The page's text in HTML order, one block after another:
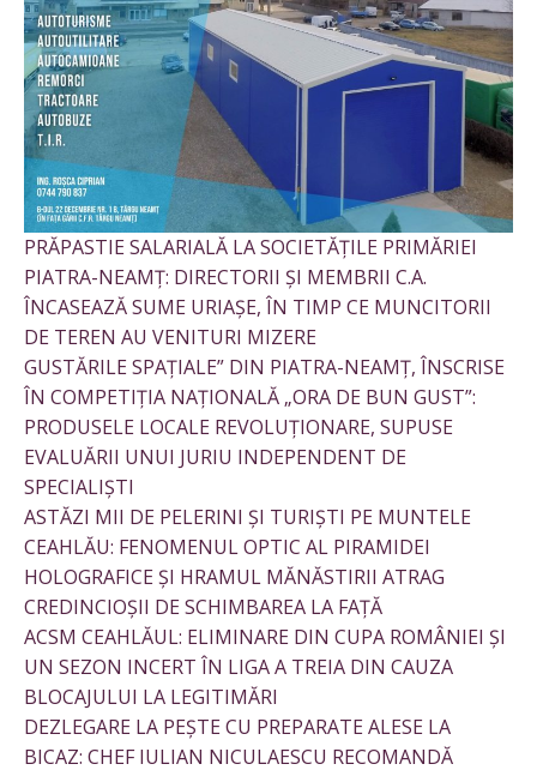
PRĂPASTIE SALARIALĂ LA SOCIETĂȚILE PRIMĂRIEI
PIATRA-NEAMȚ: DIRECTORII ȘI MEMBRII C.A.
ÎNCASEAZĂ SUME URIAȘE, ÎN TIMP CE MUNCITORII
DE TEREN AU VENITURI MIZERE
GUSTĂRILE SPAȚIALE” DIN PIATRA-NEAMȚ, ÎNSCRISE
ÎN COMPETIȚIA NAȚIONALĂ „ORA DE BUN GUST”:
PRODUSELE LOCALE REVOLUȚIONARE, SUPUSE
EVALUĂRII UNUI JURIU INDEPENDENT DE
SPECIALIȘTI
ASTĂZI MII DE PELERINI ȘI TURIȘTI PE MUNTELE
CEAHLĂU: FENOMENUL OPTIC AL PIRAMIDEI
HOLOGRAFICE ȘI HRAMUL MĂNĂSTIRII ATRAG
CREDINCIOȘII DE SCHIMBAREA LA FAȚĂ
ACSM CEAHLĂUL: ELIMINARE DIN CUPA ROMÂNIEI ȘI
UN SEZON INCERT ÎN LIGA A TREIA DIN CAUZA
BLOCAJULUI LA LEGITIMĂRI
DEZLEGARE LA PEȘTE CU PREPARATE ALESE LA
BICAZ: CHEF IULIAN NICULAESCU RECOMANDĂ